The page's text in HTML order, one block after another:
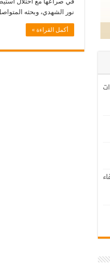
نور الشهدي، وبحثه
أكمل القراءة »